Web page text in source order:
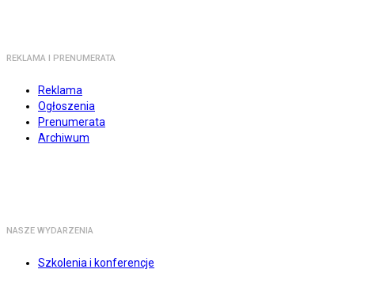
REKLAMA I PRENUMERATA
Reklama
Ogłoszenia
Prenumerata
Archiwum
NASZE WYDARZENIA
Szkolenia i konferencje